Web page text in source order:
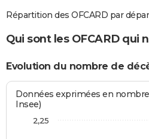
Répartition des OFCARD par
Qui sont les OFCARD qui
Evolution du nombre de
Données exprimées en nombre
Insee)
2,25